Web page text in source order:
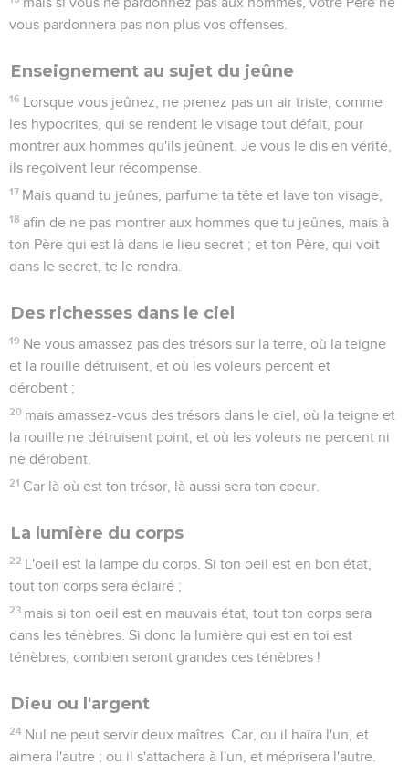
vous pardonnera pas non plus vos offenses.
Enseignement au sujet du jeûne
16 Lorsque vous jeûnez, ne prenez pas un air triste, comme
les hypocrites, qui se rendent le visage tout défait, pour
montrer aux hommes qu'ils jeûnent. Je vous le dis en vérité,
ils reçoivent leur récompense.
17 Mais quand tu jeûnes, parfume ta tête et lave ton visage,
18 afin de ne pas montrer aux hommes que tu jeûnes, mais à
ton Père qui est là dans le lieu secret ; et ton Père, qui voit
dans le secret, te le rendra.
Des richesses dans le ciel
19 Ne vous amassez pas des trésors sur la terre, où la teigne
et la rouille détruisent, et où les voleurs percent et
dérobent ;
20 mais amassez-vous des trésors dans le ciel, où la teigne et
la rouille ne détruisent point, et où les voleurs ne percent ni
ne dérobent.
21 Car là où est ton trésor, là aussi sera ton coeur.
La lumière du corps
22 L'oeil est la lampe du corps. Si ton oeil est en bon état,
tout ton corps sera éclairé ;
23 mais si ton oeil est en mauvais état, tout ton corps sera
dans les ténèbres. Si donc la lumière qui est en toi est
ténèbres, combien seront grandes ces ténèbres !
Dieu ou l'argent
24 Nul ne peut servir deux maîtres. Car, ou il haïra l'un, et
aimera l'autre ; ou il s'attachera à l'un, et méprisera l'autre.